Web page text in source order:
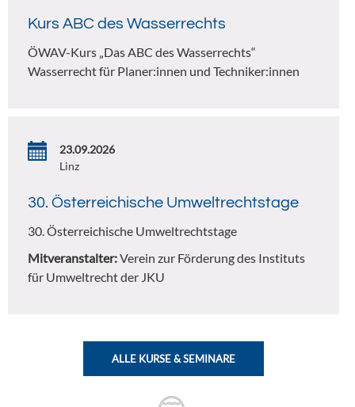
Kurs ABC des Wasserrechts
ÖWAV-Kurs „Das ABC des Wasserrechts“
Wasserrecht für Planer:innen und Techniker:innen
23.09.2026
Linz
30. Österreichische Umweltrechtstage
30. Österreichische Umweltrechtstage
Mitveranstalter:Verein zur Förderung des Instituts
für Umweltrecht der JKU
ALLE KURSE & SEMINARE